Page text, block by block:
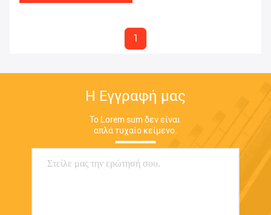
1
Η Εγγραφή μας
Το Lorem sum δεν είναι
απλά τυχαίο κείμενο.